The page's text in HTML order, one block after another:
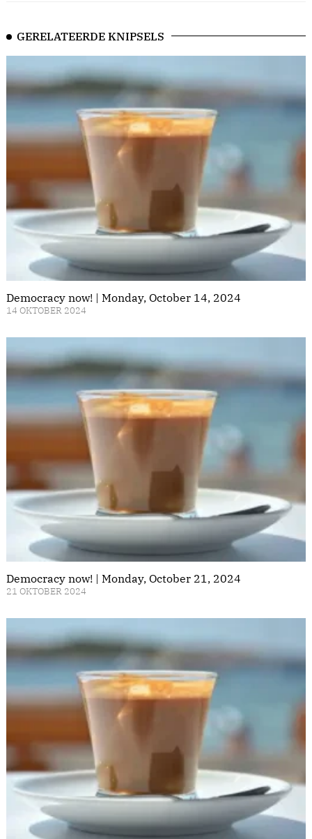
GERELATEERDE KNIPSELS
Democracy now! | Monday, October 14, 2024
14 OKTOBER 2024
Democracy now! | Monday, October 21, 2024
21 OKTOBER 2024